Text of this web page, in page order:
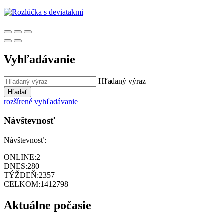
Vyhľadávanie
Hľadaný výraz
Hľadať
rozšírené vyhľadávanie
Návštevnosť
Návštevnosť:
ONLINE:2
DNES:280
TÝŽDEŇ:2357
CELKOM:1412798
Aktuálne počasie